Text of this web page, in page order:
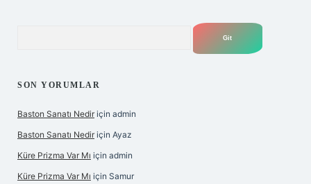
SON YORUMLAR
Baston Sanatı Nedir için admin
Baston Sanatı Nedir için Ayaz
Küre Prizma Var Mı için admin
Küre Prizma Var Mı için Samur